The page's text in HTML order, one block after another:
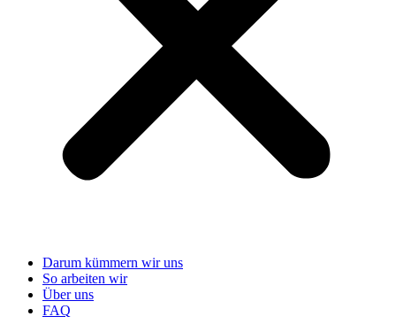
Darum kümmern wir uns
So arbeiten wir
Über uns
FAQ